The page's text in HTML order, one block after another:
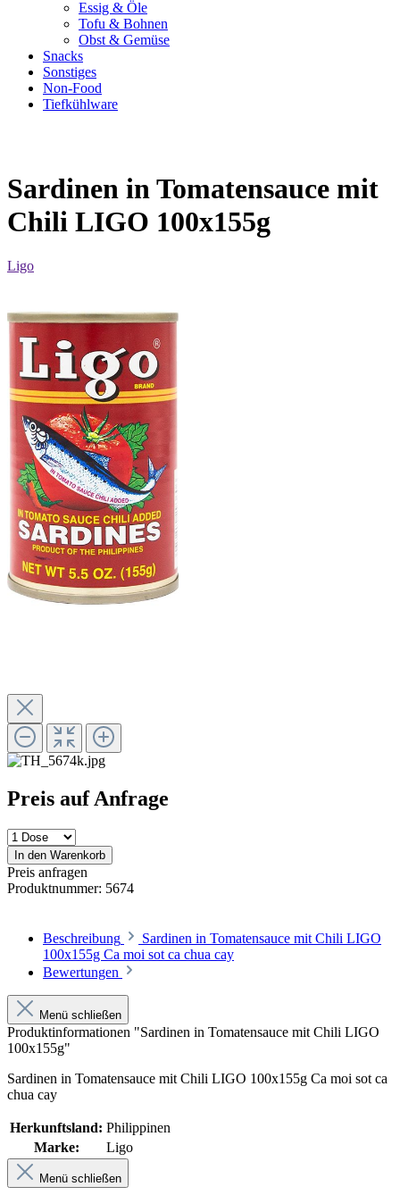
Essig & Öle
Tofu & Bohnen
Obst & Gemüse
Snacks
Sonstiges
Non-Food
Tiefkühlware
Sardinen in Tomatensauce mit
Chili LIGO 100x155g
Ligo
Preis auf Anfrage
In den Warenkorb
Preis anfragen
Produktnummer: 5674
Beschreibung
Sardinen in Tomatensauce mit Chili LIGO
100x155g Ca moi sot ca chua cay
Bewertungen
Menü schließen
Produktinformationen "Sardinen in Tomatensauce mit Chili LIGO
100x155g"
Sardinen in Tomatensauce mit Chili LIGO 100x155g Ca moi sot ca
chua cay
Herkunftsland: Philippinen
Marke:
Ligo
Menü schließen